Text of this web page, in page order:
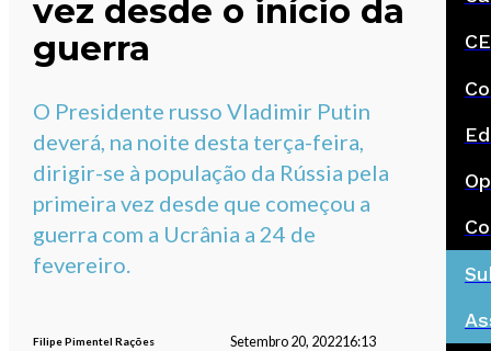
vez desde o início da
guerra
O Presidente russo Vladimir Putin
deverá, na noite desta terça-feira,
dirigir-se à população da Rússia pela
primeira vez desde que começou a
guerra com a Ucrânia a 24 de
fevereiro.
Filipe Pimentel Rações Setembro 20, 202216:13